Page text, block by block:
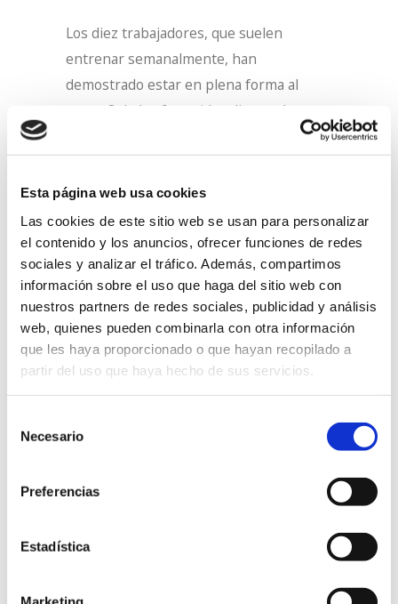
Esta página web usa cookies
Las cookies de este sitio web se usan para personalizar
el contenido y los anuncios, ofrecer funciones de redes
sociales y analizar el tráfico. Además, compartimos
información sobre el uso que haga del sitio web con
nuestros partners de redes sociales, publicidad y análisis
web, quienes pueden combinarla con otra información
que les haya proporcionado o que hayan recopilado a
partir del uso que haya hecho de sus servicios.
Necesario
Preferencias
Estadística
Los diez trabajadores, que suelen
entrenar semanalmente, han
demostrado estar en plena forma al
ganar 8 de los 9 partidos disputados y
marcar 40 goles. De hecho, entre los 5
máximos goleadores de la liga vizcaína,
se encuentran nuestros compañeros
Ibai y Sergio con 11 y 7 goles
respectivamente. Durante este torneo
han jugado contra trabajadores de
Carrefour, Iberdrola Ingeniería, Nacex,
Bridgestone y Atos Origin.
El equipo de Lantegi Batuak lleva
trabajadores de jardinería, publicidad
y de oficinas centrales. A pesar de ello ha
servicios, porque el principal objetivo del
sociales entre compañeros de las